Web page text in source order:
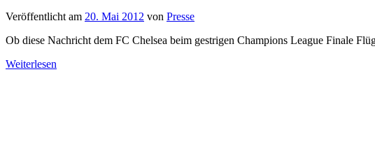
Veröffentlicht am 20. Mai 2012 von Presse
Ob diese Nachricht dem FC Chelsea beim gestrigen Champions League Finale
Weiterlesen